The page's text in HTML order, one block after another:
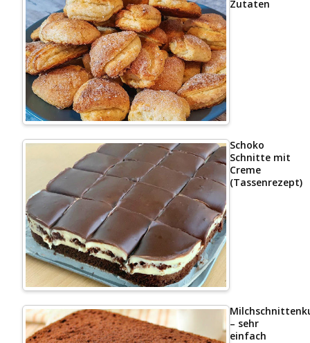
Zutaten
Schoko
Schnitte mit
Creme
(Tassenrezept)
– sehr
einfach